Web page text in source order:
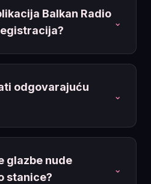
Balkan Radio
⌄
odgovarajuću
⌄
glazbe nude
stanice?
⌄